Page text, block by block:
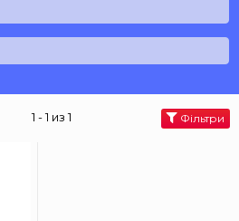
1 - 1 из 1 Фільтри